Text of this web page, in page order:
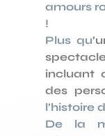
amours
!
Plus qu
incluant
des
l’histoire
De la